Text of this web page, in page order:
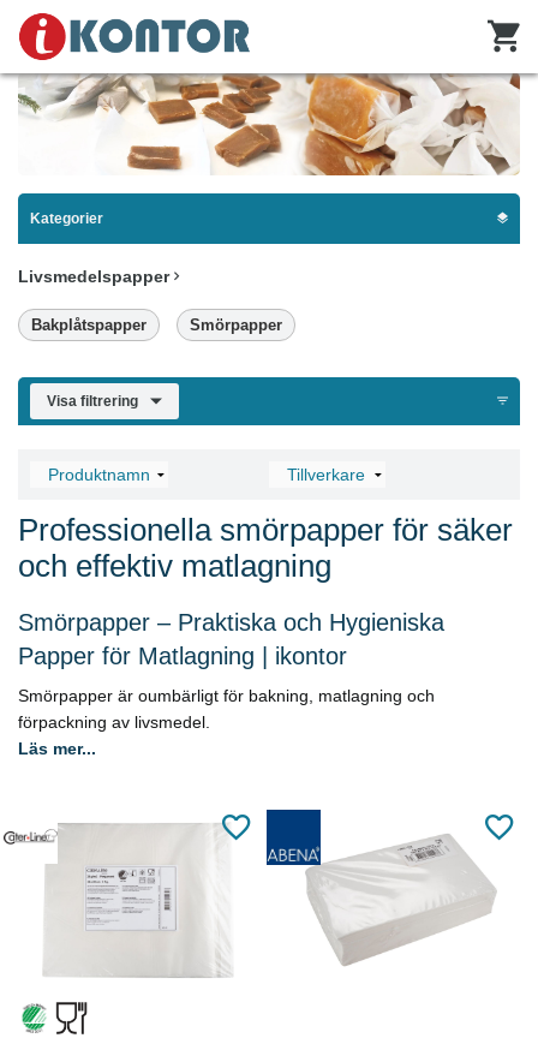
Kategorier
Livsmedelspapper
Bakplåtspapper Smörpapper
Visa filtrering
Professionella smörpapper för säker
och effektiv matlagning
Smörpapper – Praktiska och Hygieniska
Papper för Matlagning | ikontor
Smörpapper är oumbärligt för bakning, matlagning och
förpackning av livsmedel.
Läs mer...